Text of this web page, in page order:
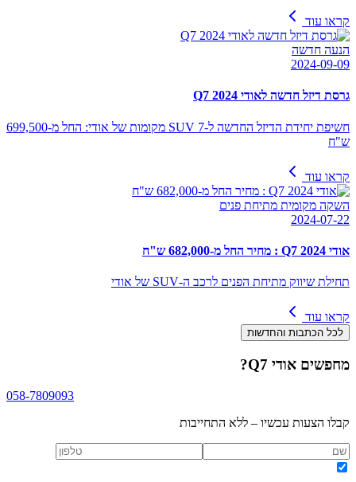
קראו עוד
הנעה חדשה
2024-09-09
גרסת דיזל חדשה לאודי Q7 2024
חשיפת יחידת הדיזל החדשה ל-SUV 7 מקומות של אודי: החל מ-699,500
ש"ח
קראו עוד
השקה מקומית מתיחת פנים
2024-07-22
אודי Q7 2024 : מחיר החל מ-682,000 ש"ח
תחילת שיווק מתיחת הפנים לרכב ה-SUV של אודי
קראו עוד
לכל הכתבות והחדשות
מחפשים אודי Q7 ?
058-7809093
קבלו הצעות עכשיו – ללא התחייבות